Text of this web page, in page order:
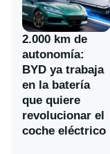
2.000 km de
autonomía:
BYD ya trabaja
en la batería
que quiere
revolucionar el
coche eléctrico